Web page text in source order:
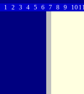
1 2 3 4 5 6 7 8 9 10